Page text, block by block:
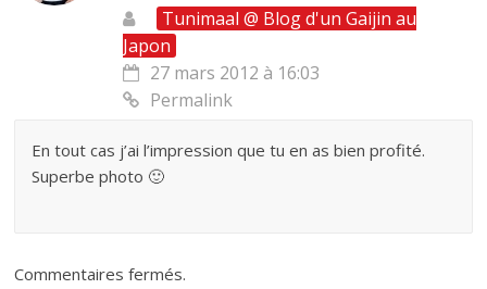
Tunimaal @ Blog d'un Gaijin au
Japon
27 mars 2012 à 16:03
Permalink
En tout cas j’ai l’impression que tu en as bien profité.
Superbe photo 🙂
Commentaires fermés.